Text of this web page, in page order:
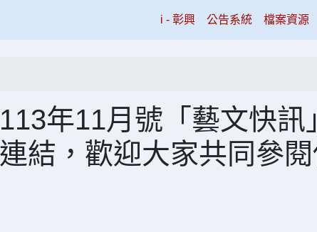
i - 彰興(current)
公告系統 檔案資源
年11月號「藝文快訊
結，歡迎大家共同參